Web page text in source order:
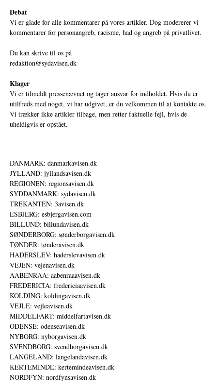
Debat
Vi er glade for alle kommentarer på vores artikler. Dog modererer vi
kommentarer for personangreb, racisme, had og angreb på privatlivet.
Du kan skrive til os på
redaktion@sydavisen.dk
Klager
Vi er tilmeldt pressenævnet og tager ansvar for indholdet. Hvis du er
utilfreds med noget, vi har udgivet, er du velkommen til at kontakte os.
Vi trækker ikke artikler tilbage, men retter faktuelle fejl, hvis de
uheldigvis er opstået.
DANMARK: danmarkavisen.dk
JYLLAND: jyllandsavisen.dk
REGIONEN: regionsavisen.dk
SYDDANMARK: sydavisen.dk
TREKANTEN: 3avisen.dk
ESBJERG: esbjergavisen.com
BILLUND: billundavisen.dk
SØNDERBORG: sønderborgavisen.dk
TØNDER: tønderavisen.dk
HADERSLEV: haderslevavisen.dk
VEJEN: vejenavisen.dk
AABENRAA: aabenraaavisen.dk
FREDERICIA: fredericiaavisen.dk
KOLDING: koldingavisen.dk
VEJLE: vejleavisen.dk
MIDDELFART: middelfartavisen.dk
ODENSE: odenseavisen.dk
NYBORG: nyborgavisen.dk
SVENDBORG: svendborgavisen.dk
LANGELAND: langelandavisen.dk
KERTEMINDE: kertemindeavisen.dk
NORDFYN: nordfynsavisen.dk